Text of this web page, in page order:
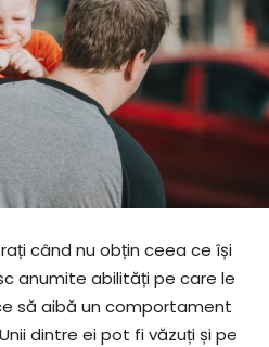
când nu obțin ceea ce își
anumite abilități pe care le
să aibă un comportament
dintre ei pot fi văzuți și pe